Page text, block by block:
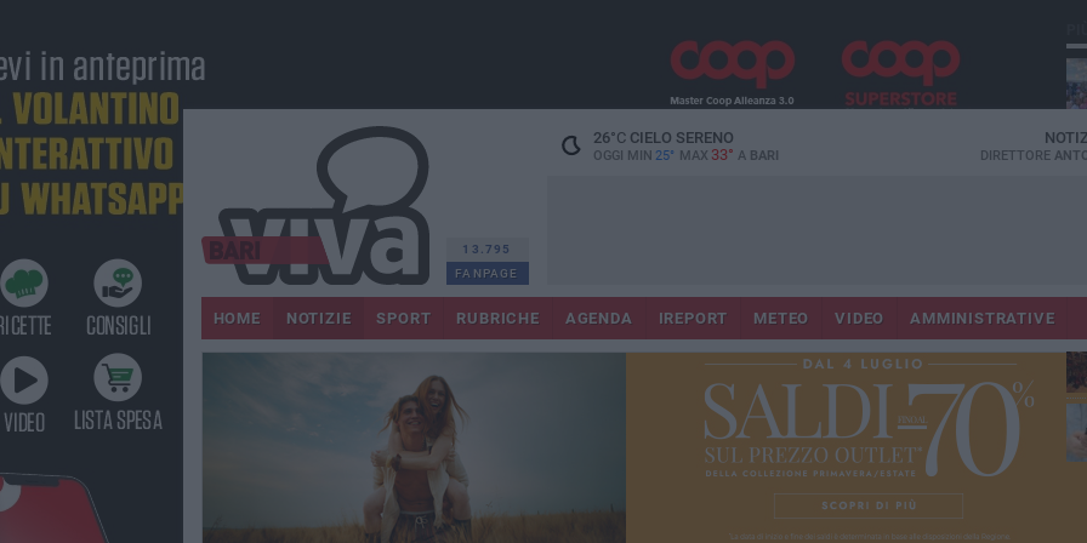
13.795
FANPAGE
26°CCIELO SERENO
OGGI MIN 25° MAX 33° A BARI DIRETTORE
HOME NOTIZIE SPORT RUBRICHE AGENDA IREPORT METEO VIDEO AMMINISTRATIVE